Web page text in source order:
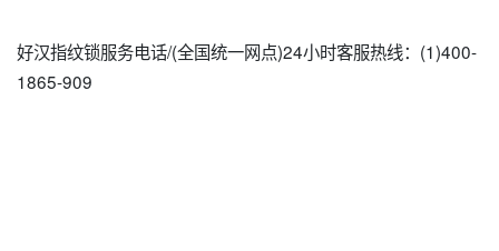
好汉指纹锁服务电话/(全国统一网点)24小时客服热线：(1)400-
1865-909